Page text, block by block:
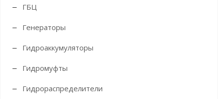
ГБЦ
Генераторы
Гидроаккумуляторы
Гидромуфты
Гидрораспределители